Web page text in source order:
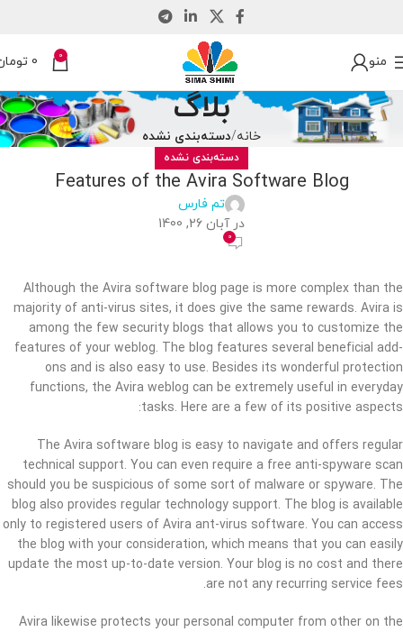
منو 0
0
بلاگ
خانه دسته‌بندی نشده
دسته‌بندی نشده
Features of the Avira Software Blog
تم فارس
در آبان 26, 1400
0
Although the Avira software blog page is more complex than the
majority of anti-virus sites, it does give the same rewards. Avira is
among the few security blogs that allows you to customize the
features of your weblog. The blog features several beneficial add-
ons and is also easy to use. Besides its wonderful protection
functions, the Avira weblog can be extremely useful in everyday
tasks. Here are a few of its positive aspects:
The Avira software blog is easy to navigate and offers regular
technical support. You can even require a free anti-spyware scan
should you be suspicious of some sort of malware or spyware. The
blog also provides regular technology support. The blog is available
only to registered users of Avira ant-virus software. You can access
the blog with your consideration, which means that you can easily
update the most up-to-date version. Your blog is no cost and there
are not any recurring service fees.
Avira likewise protects your personal computer from other on the